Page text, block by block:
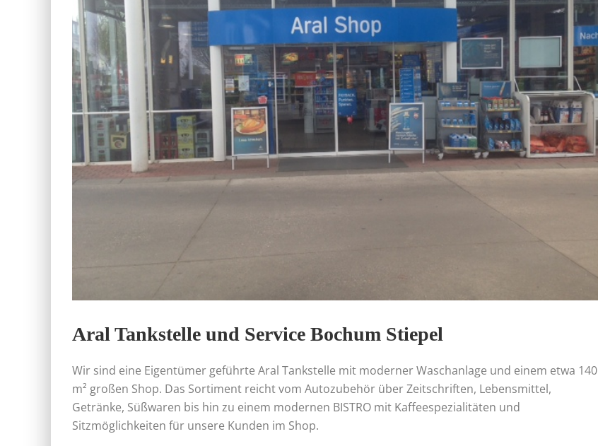
Aral Tankstelle und Service Bochum Stiepel
Wir sind eine Eigentümer geführte Aral Tankstelle mit moderner Waschanlage und einem etwa 140
m² großen Shop. Das Sortiment reicht vom Autozubehör über Zeitschriften, Lebensmittel,
Getränke, Süßwaren bis hin zu einem modernen BISTRO mit Kaffeespezialitäten und
Sitzmöglichkeiten für unsere Kunden im Shop.